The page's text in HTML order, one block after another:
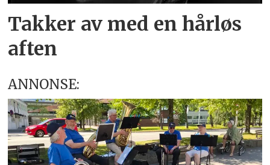
Takker av med en hårløs
aften
ANNONSE: